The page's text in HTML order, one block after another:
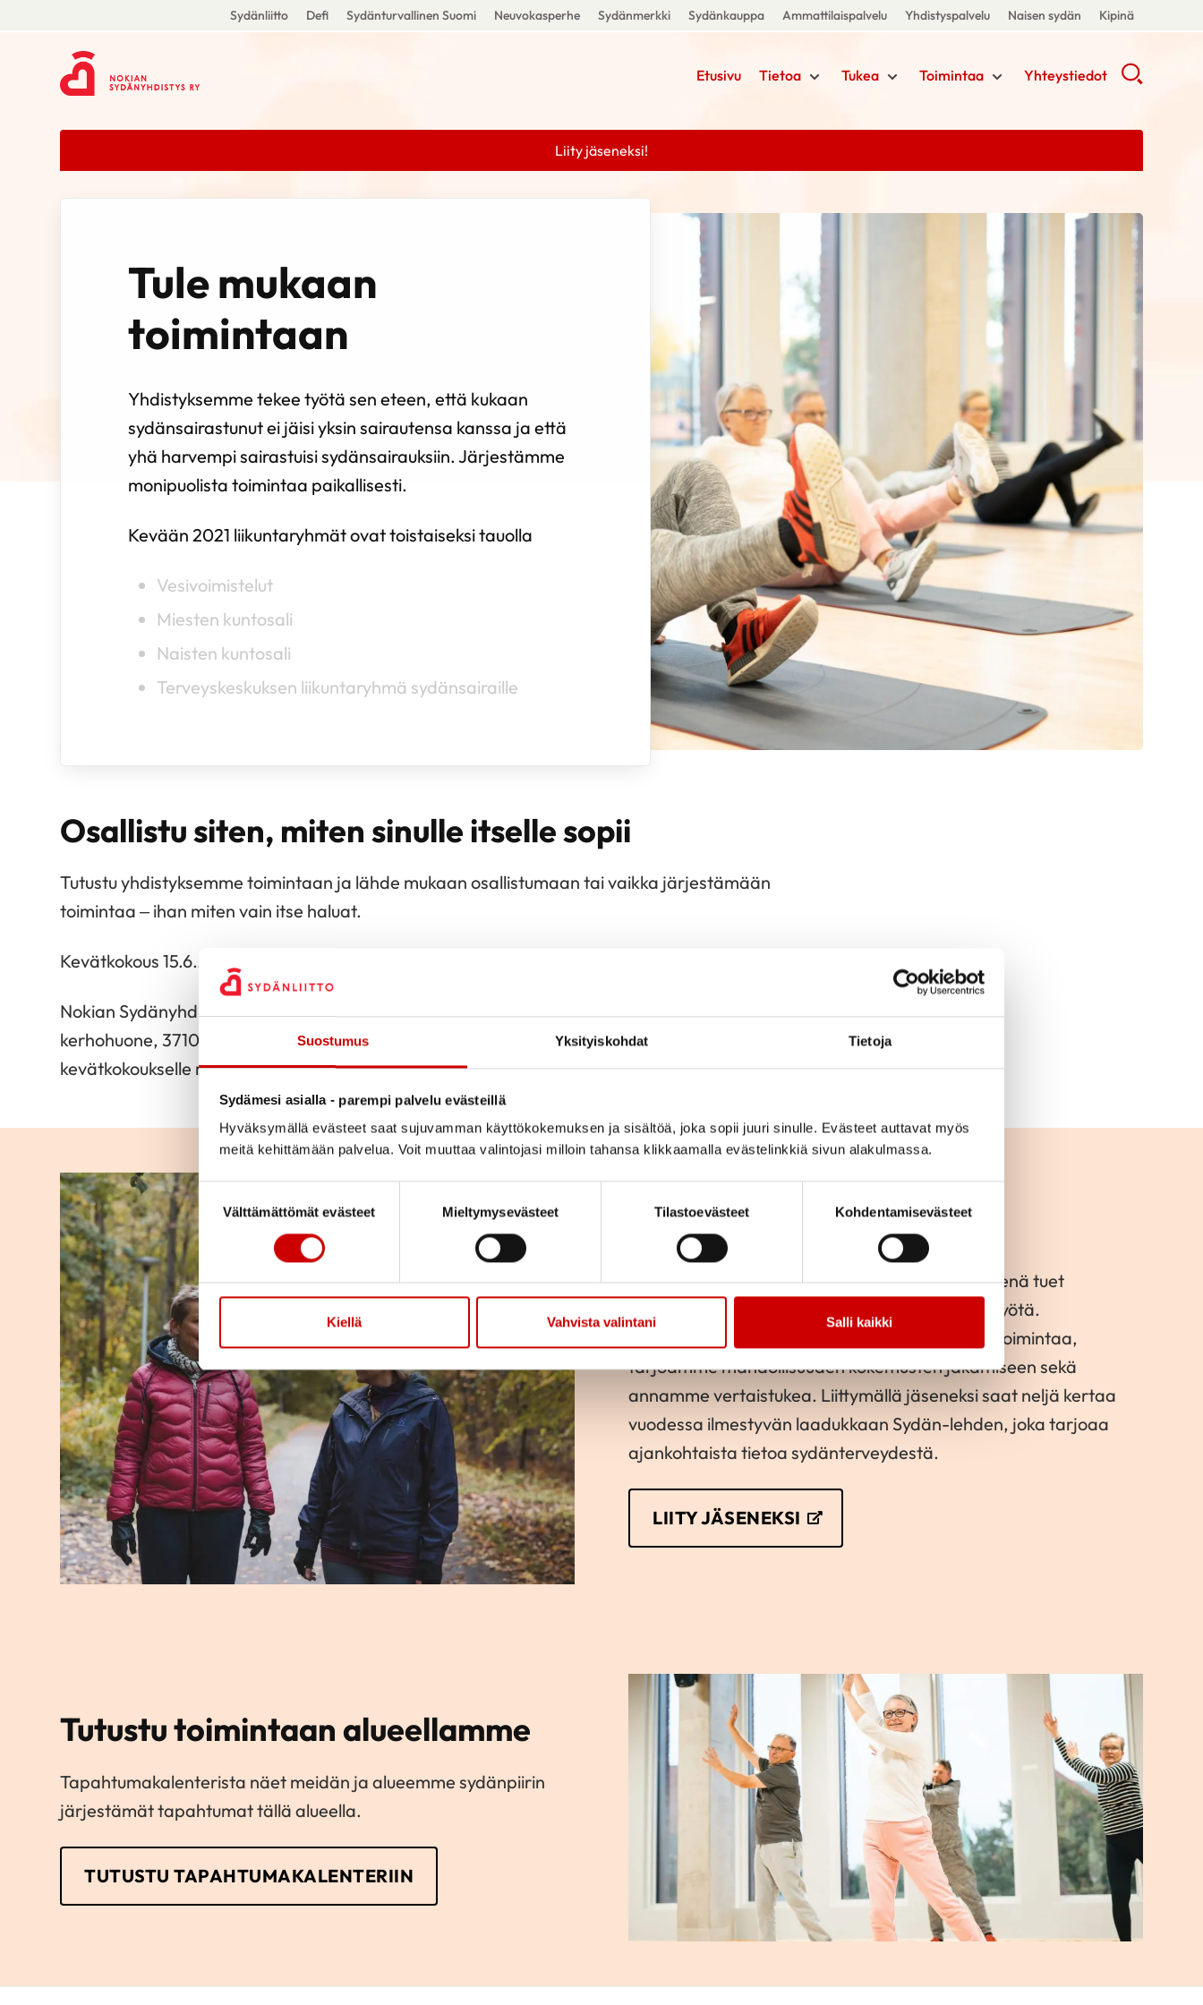
Suostumus Yksityiskohdat Tietoja
Sydämesi asialla - parempi palvelu evästeillä
Hyväksymällä evästeet saat sujuvamman käyttökokemuksen ja sisältöä, joka sopii juuri sinulle. Evästeet auttavat myös
meitä kehittämään palvelua. Voit muuttaa valintojasi milloin tahansa klikkaamalla evästelinkkiä sivun alakulmassa.
Suostumuksen valinta
Välttämättömät evästeet
Mieltymysevästeet Tilastoevästeet Kohdentamisevästeet
Kiellä Vahvista valintani Salli kaikki
Sydänliitto Defi Sydänturvallinen Suomi Neuvokasperhe Sydänmerkki Sydänkauppa Ammattilaispalvelu Yhdistyspalvelu Naisen sydän Kipinä
Etusivu Tietoa Tukea Toimintaa Yhteystiedot
Liity jäseneksi!
Tule mukaan
toimintaan
Yhdistyksemme tekee työtä sen eteen, että kukaan
sydänsairastunut ei jäisi yksin sairautensa kanssa ja että
yhä harvempi sairastuisi sydänsairauksiin. Järjestämme
monipuolista toimintaa paikallisesti.
Kevään 2021 liikuntaryhmät ovat toistaiseksi tauolla
Vesivoimistelut
Miesten kuntosali
Naisten kuntosali
Terveyskeskuksen liikuntaryhmä sydänsairaille
Osallistu siten, miten sinulle itselle sopii
Tutustu yhdistyksemme toimintaan ja lähde mukaan osallistumaan tai vaikka järjestämään
toimintaa – ihan miten vain itse haluat.
Kevätkokous 15.6.2021
Nokian Sydänyhdisty ry:n kevätkokous pidetään ti 15.6. klo 18 osoitteessa Välimäenkatu 11 A,
kerhohuone, 37100 Nokia. Kokouksessa käsitellään yhdistyksen sääntöjen 12 pykälän mukaan
kevätkokoukselle määrätyt asiat. Tervetuloa!
Liity jäseneksi
Jäsenenä olet osa suurta sydänyhteisöä. Jäsenenä tuet
paikallista, alueellista ja valtakunnallista sydäntyötä.
Järjestämme yhdessä alueemme piirin kanssa toimintaa,
tarjoamme mahdollisuuden kokemusten jakamiseen sekä
annamme vertaistukea. Liittymällä jäseneksi saat neljä kertaa
vuodessa ilmestyvän laadukkaan Sydän-lehden, joka tarjoaa
ajankohtaista tietoa sydänterveydestä.
LIITY JÄSENEKSI
Tutustu toimintaan alueellamme
Tapahtumakalenterista näet meidän ja alueemme sydänpiirin
järjestämät tapahtumat tällä alueella.
TUTUSTU TAPAHTUMAKALENTERIIN